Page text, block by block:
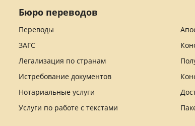
Бюро переводов
Переводы
ЗАГС
Легализация по странам
Истребование документов
Нотариальные услуги
Услуги по работе с текстами